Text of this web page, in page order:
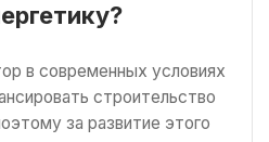
в современных условиях
строительство
за развитие этого